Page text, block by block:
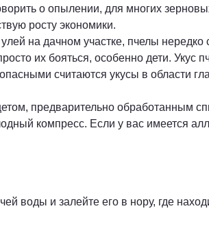
о опылении, для многих
росту экономики.
на дачном участке, пчелы
их бояться, особенно дети.
считаются укусы в области
предварительно обработанным
компресс. Если у вас имеется
воды и залейте его в нору, где